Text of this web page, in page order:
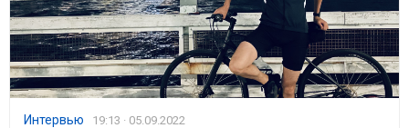
Интервью 19:13 · 05.09.2022